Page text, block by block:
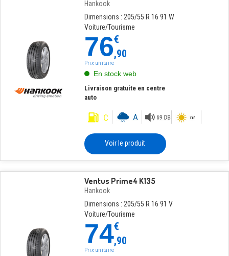
Hankook
Dimensions : 205/55 R 16 91 W
Voiture/Tourisme
76€
,90
Prix unitaire
En stock web
Livraison gratuite en centre
auto
Voir le produit
Ventus Prime4 K135
Hankook
Dimensions : 205/55 R 16 91 V
Voiture/Tourisme
74€
,90
Prix unitaire